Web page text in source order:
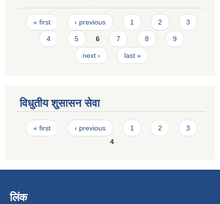
Pages
« first ‹ previous 1 2 3
4 5 6 7 8 9
next › last »
विधुतीय शुसासन सेवा
Pages
« first ‹ previous 1 2
3
4
लिंक